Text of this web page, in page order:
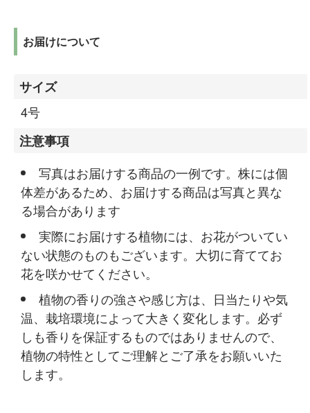
お届けについて
サイズ
4号
注意事項
写真はお届けする商品の一例です。株には個
体差があるため、お届けする商品は写真と異な
る場合があります
実際にお届けする植物には、お花がついてい
ない状態のものもございます。大切に育ててお
花を咲かせてください。
植物の香りの強さや感じ方は、日当たりや気
温、栽培環境によって大きく変化します。必ず
しも香りを保証するものではありませんので、
植物の特性としてご理解とご了承をお願いいた
します。